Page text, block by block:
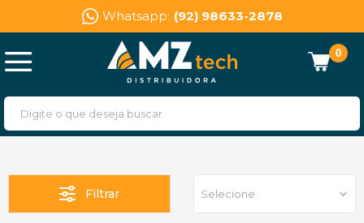
Whatsapp: (92) 98633-2878
0
Filtrar Selecione